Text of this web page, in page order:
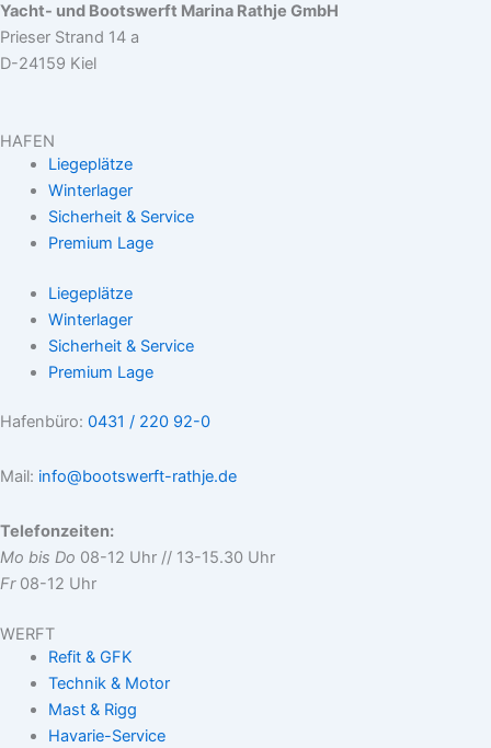
Yacht- und Bootswerft Marina Rathje GmbH
Prieser Strand 14 a
D-24159 Kiel
HAFEN
Liegeplätze
Winterlager
Sicherheit & Service
Premium Lage
Liegeplätze
Winterlager
Sicherheit & Service
Premium Lage
Hafenbüro: 0431 / 220 92-0
Mail: info@bootswerft-rathje.de
Telefonzeiten:
Mo bis Do 08-12 Uhr // 13-15.30 Uhr
Fr 08-12 Uhr
WERFT
Refit & GFK
Technik & Motor
Mast & Rigg
Havarie-Service